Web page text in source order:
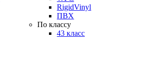
RigidVinyl
ПВХ
По классу
43 класс